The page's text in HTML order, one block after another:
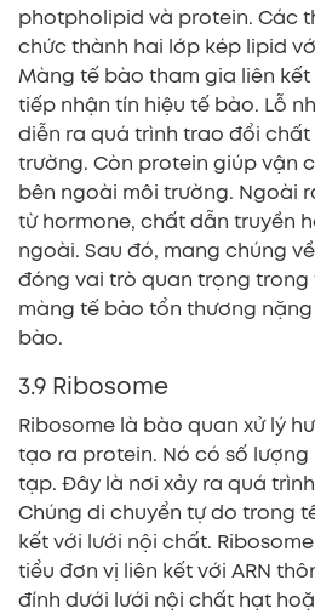
photpholipid và protein. Các
chức thành hai lớp kép lipid
Màng tế bào tham gia liên
tiếp nhận tín hiệu tế bào. Lỗ
diễn ra quá trình trao đổi
trường. Còn protein giúp vận
bên ngoài môi trường. Ngoài
từ hormone, chất dẫn truyền
ngoài. Sau đó, mang chúng
đóng vai trò quan trọng
màng tế bào tổn thương
bào.
3.9 Ribosome
Ribosome là bào quan xử lý
tạo ra protein. Nó có số
tạp. Đây là nơi xảy ra quá
Chúng di chuyển tự do trong
kết với lưới nội chất.
tiểu đơn vị liên kết với ARN
đính dưới lưới nội chất hạt